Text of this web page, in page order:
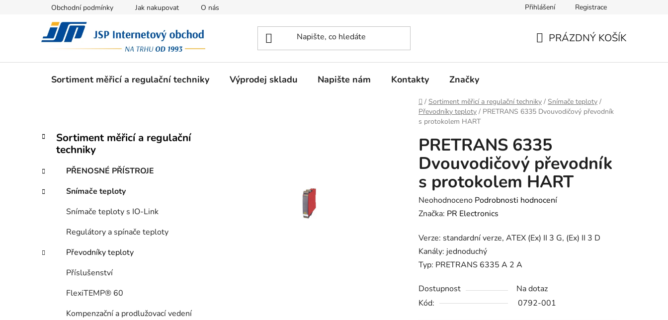
Obchodní podmínky Jak nakupovat O nás Přihlášení Registrace
PRÁZDNÝ KOŠÍK
Sortiment měřicí a regulační techniky Výprodej skladu Napište nám Kontakty Značky
Domů
/ Sortiment měřicí a regulační techniky / Snímače teploty /
Převodníky teploty / PRETRANS 6335 Dvouvodičový převodník
s protokolem HART
P
t
a
p
Přeskočit
kategorie
K
a
g
r
Sortiment měřicí a regulační
techniky
PŘENOSNÉ PŘÍSTROJE
Snímače teploty
Snímače teploty s IO-Link
Regulátory a spínače teploty
Převodníky teploty
Příslušenství
FlexiTEMP® 60
Kompenzační a prodlužovací vedení
PRETRANS 6335
Dvouvodičový převodník
s protokolem HART
Průměrné
hodnocení
je
0,0
z
hvězdiček.
Neohodnoceno Podrobnosti hodnocení
Značka: PR Electronics
Verze: standardní verze, ATEX (Ex) II 3 G, (Ex) II 3 D
Kanály: jednoduchý
Typ: PRETRANS 6335 A 2 A
Dostupnost
Na dotaz
Kód:
0792-001